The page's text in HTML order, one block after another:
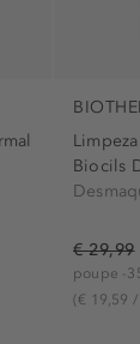
Limpeza
€ 29,99
poupe -
(€ 19,59